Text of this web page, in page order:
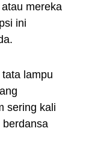
mereka
ini
lampu
sering kali
berdansa